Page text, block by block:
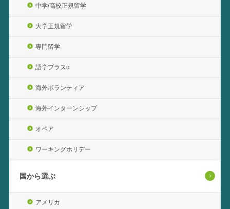
中学/高校正規留学
大学正規留学
専門留学
語学プラスα
海外ボランティア
海外インターンシップ
オペア
ワーキングホリデー
国から選ぶ
アメリカ